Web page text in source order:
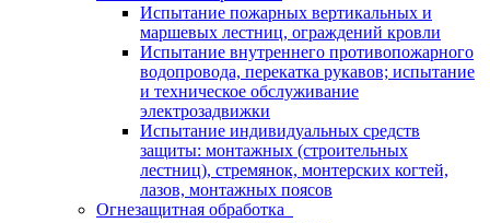
Испытание пожарных вертикальных и
маршевых лестниц, ограждений кровли
Испытание внутреннего противопожарного
водопровода, перекатка рукавов; испытание
и техническое обслуживание
электрозадвижки
Испытание индивидуальных средств
защиты: монтажных (строительных
лестниц), стремянок, монтерских когтей,
лазов, монтажных поясов
Огнезащитная обработка